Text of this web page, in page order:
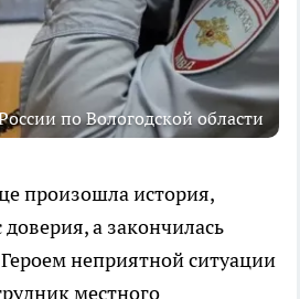
по Вологодской области
произошла история,
доверия, а закончилась
неприятной ситуации
местного